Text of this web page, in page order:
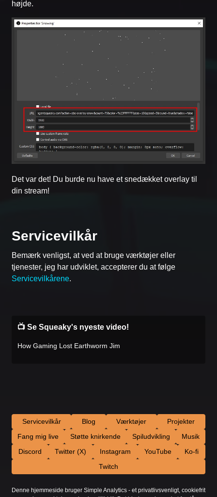
højde.
Det var det! Du burde nu have et snedækket overlay til
din stream!
Servicevilkår
Bemærk venligst, at ved at bruge værktøjer eller
tjenester, jeg har udviklet, accepterer du at følge
Servicevilkårene.
📺 Se Squeaky's nyeste video!
How Gaming Lost Earthworm Jim
Servicevilkår Blog Værktøjer
Projekter
Fang mig live
Støtte knirkende Spiludvikling
Musik
Discord
Twitter (X) Instagram YouTube
Ko-fi
Twitch
Denne hjemmeside bruger Simple Analytics - et privatlivsvenligt, cookiefrit